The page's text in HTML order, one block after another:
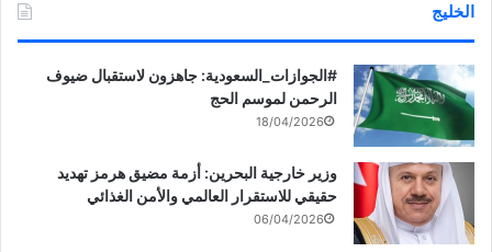
الخليج
‏‎#الجوازات_السعودية: جاهزون لاستقبال ضيوف
الرحمن لموسم الحج
18/04/2026
وزير خارجية البحرين: أزمة مضيق هرمز تهديد
حقيقي للاستقرار العالمي والأمن الغذائي
06/04/2026